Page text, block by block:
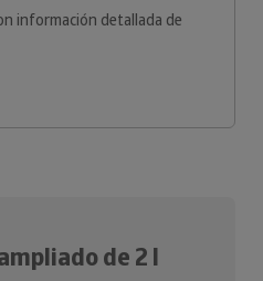
información detallada de
de 2 I